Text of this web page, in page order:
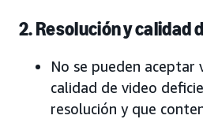
2. Resolución y calidad
No se pueden aceptar
calidad de video
resolución y que